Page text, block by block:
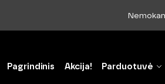
Pagrindinis Akcija! Parduotuvė